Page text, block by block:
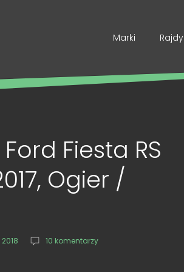
Marki Rajdy
Fiesta RS
Ogier /
10 komentarzy